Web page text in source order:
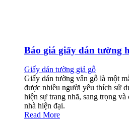
Báo giá giấy dán tường
Giấy dán tường giả gỗ
Giấy dán tường vân gỗ là một
được nhiều người yêu thích sử
hiện sự trang nhã, sang trọng
nhà hiện đại.
Read More